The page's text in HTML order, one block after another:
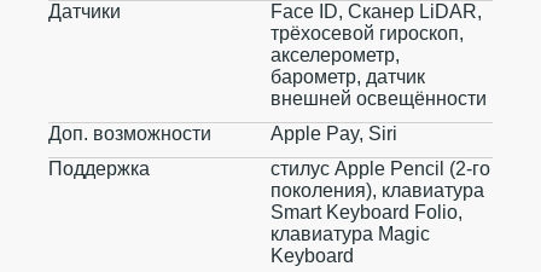
Датчики
Face ID, Сканер LiDAR,
трёхосевой гироскоп,
акселерометр,
барометр, датчик
внешней освещённости
Доп. возможности
Apple Pay, Siri
Поддержка
стилус Apple Pencil (2‑го
поколения), клавиатура
Smart Keyboard Folio,
клавиатура Magic
Keyboard